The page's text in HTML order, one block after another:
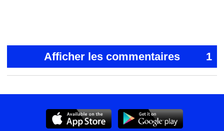
Afficher les commentaires 1